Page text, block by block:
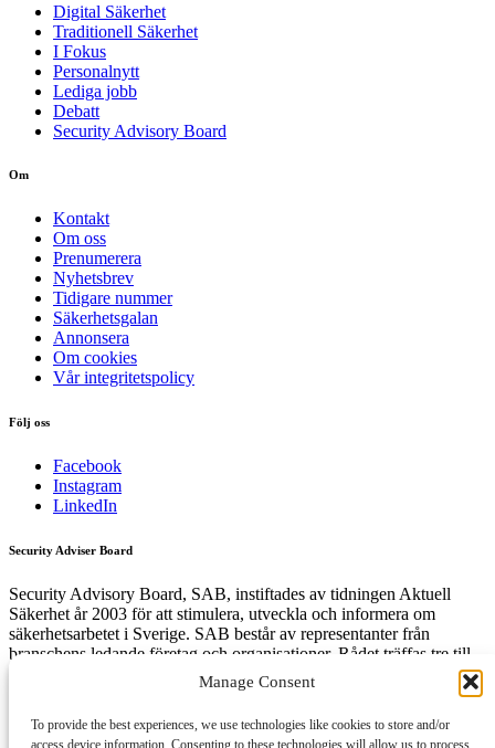
Manage Consent
To provide the best experiences, we use technologies like cookies to store and/or
access device information. Consenting to these technologies will allow us to process
Digital Säkerhet
Traditionell Säkerhet
I Fokus
Personalnytt
Lediga jobb
Debatt
Security Advisory Board
Om
Kontakt
Om oss
Prenumerera
Nyhetsbrev
Tidigare nummer
Säkerhetsgalan
Annonsera
Om cookies
Vår integritetspolicy
Följ oss
Facebook
Instagram
LinkedIn
Security Adviser Board
Security Advisory Board, SAB, instiftades av tidningen Aktuell
Säkerhet år 2003 för att stimulera, utveckla och informera om
säkerhetsarbetet i Sverige. SAB består av representanter från
branschens ledande företag och organisationer. Rådet träffas tre till
fyra gånger per år och diskuterar aktuella säkerhetsfrågor.